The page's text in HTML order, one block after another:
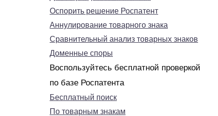
Оспорить решение Роспатент
Аннулирование товарного знака
Сравнительный анализ товарных знаков
Доменные споры
Воспользуйтесь бесплатной проверкой
по базе Роспатента
Бесплатный поиск
По товарным знакам